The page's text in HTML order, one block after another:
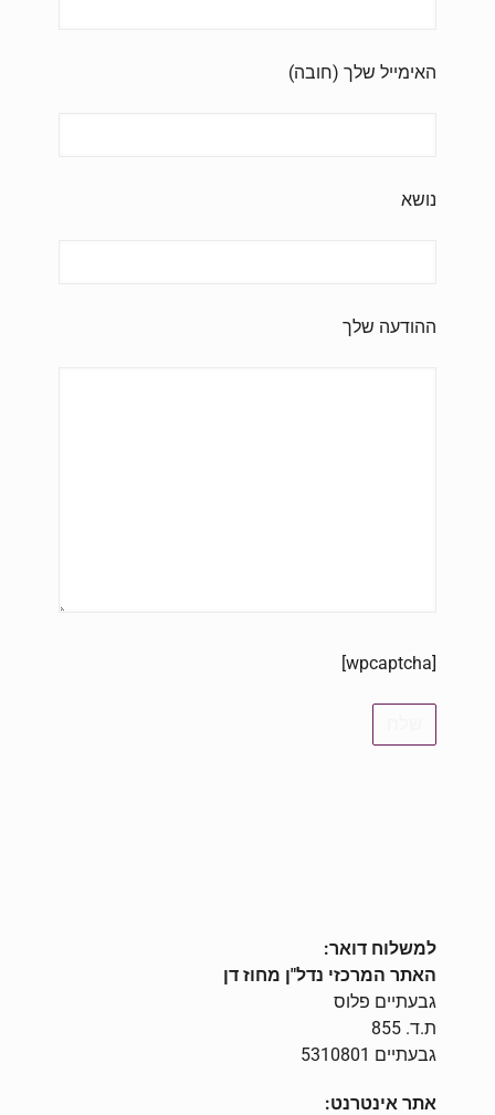
האימייל שלך (חובה)
נושא
ההודעה שלך
[wpcaptcha]
למשלוח דואר:
האתר המרכזי נדל"ן מחוז דן
גבעתיים פלוס
ת.ד. 855
גבעתיים 5310801
אתר אינטרנט: